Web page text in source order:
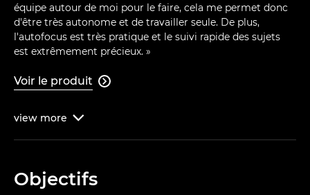
équipe autour de moi pour le faire, cela me permet donc
d'être très autonome et de travailler seule. De plus,
l'autofocus est très pratique et le suivi rapide des sujets
est extrêmement précieux. »
Voir le produit 
view more 
Objectifs